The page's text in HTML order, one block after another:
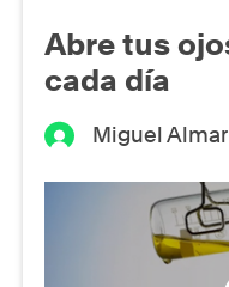
Abre tus
cada día
Miguel